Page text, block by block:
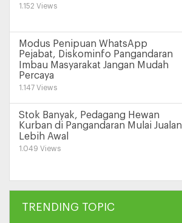
1.152 Views
Modus Penipuan WhatsApp
Pejabat, Diskominfo Pangandaran
Imbau Masyarakat Jangan Mudah
Percaya
1.147 Views
Stok Banyak, Pedagang Hewan
Kurban di Pangandaran Mulai Jualan
Lebih Awal
1.049 Views
TRENDING TOPIC